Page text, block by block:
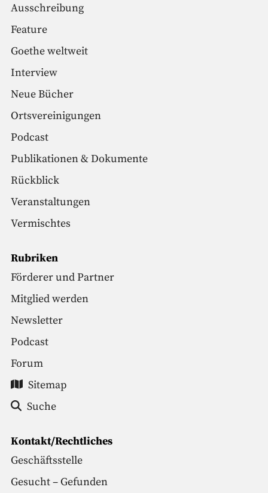
Ausschreibung
Feature
Goethe weltweit
Interview
Neue Bücher
Ortsvereinigungen
Podcast
Publikationen & Dokumente
Rückblick
Veranstaltungen
Vermischtes
Rubriken
Förderer und Partner
Mitglied werden
Newsletter
Podcast
Forum
Sitemap
Suche
Kontakt/Rechtliches
Geschäftsstelle
Gesucht – Gefunden